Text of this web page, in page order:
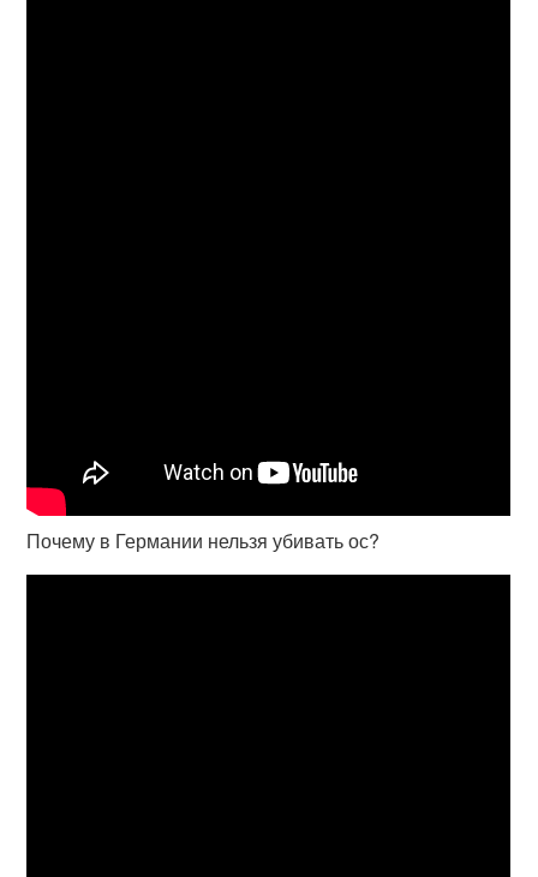
Почему в Германии нельзя убивать ос?